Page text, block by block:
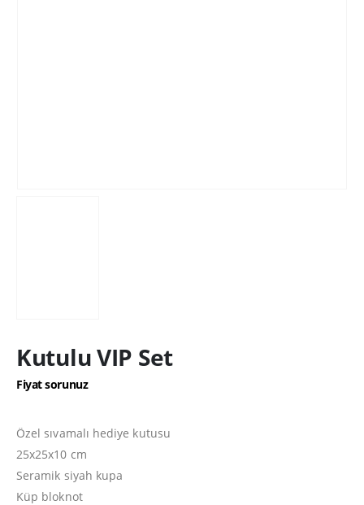
Kutulu VIP Set
Fiyat sorunuz
Özel sıvamalı hediye kutusu
25x25x10 cm
Seramik siyah kupa
Küp bloknot